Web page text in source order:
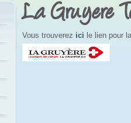
La Gruyere
Vous trouverez ici le lien pour